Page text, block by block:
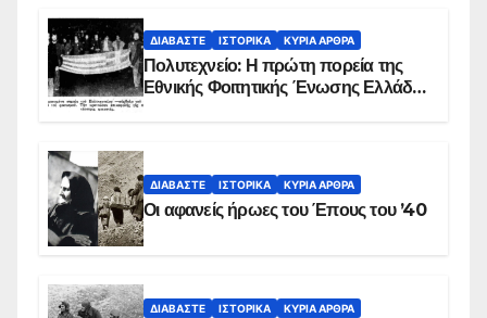
ΔΙΑΒΆΣΤΕ ΙΣΤΟΡΙΚΆ ΚΥΡΙΑ ΑΡΘΡΑ
Πολυτεχνείο: Η πρώτη πορεία της
Εθνικής Φοιτητικής Ένωσης Ελλάδος
ΔΙΑΒΆΣΤΕ ΙΣΤΟΡΙΚΆ ΚΥΡΙΑ ΑΡΘΡΑ
Οι αφανείς ήρωες του Έπους του ’40
ΔΙΑΒΆΣΤΕ ΙΣΤΟΡΙΚΆ ΚΥΡΙΑ ΑΡΘΡΑ